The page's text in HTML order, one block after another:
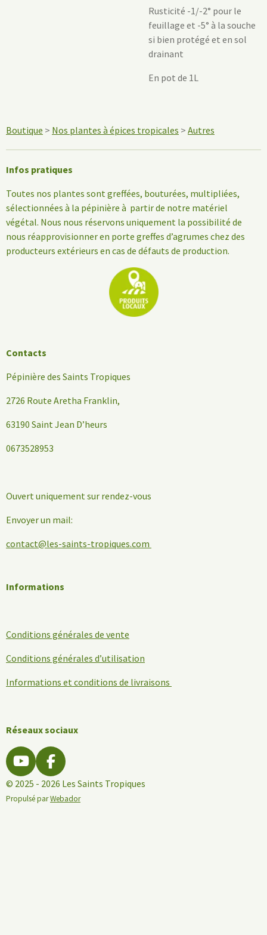
Rusticité -1/-2° pour le
feuillage et -5° à la souche
si bien protégé et en sol
drainant
En pot de 1L
Boutique > Nos plantes à épices tropicales > Autres
Infos pratiques
Toutes nos plantes sont greffées, bouturées, multipliées,
sélectionnées à la pépinière à partir de notre matériel
végétal. Nous nous réservons uniquement la possibilité de
nous réapprovisionner en porte greffes d’agrumes chez des
producteurs extérieurs en cas de défauts de production.
Contacts
Pépinière des Saints Tropiques
2726 Route Aretha Franklin,
63190 Saint Jean D’heurs
0673528953
Ouvert uniquement sur rendez-vous
Envoyer un mail:
contact@les-saints-tropiques.com
Informations
Conditions générales de vente
Conditions générales d’utilisation
Informations et conditions de livraisons
Réseaux sociaux
Y
o
u
F
a
c
© 2025 - 2026 Les Saints Tropiques
Propulsé parWebador